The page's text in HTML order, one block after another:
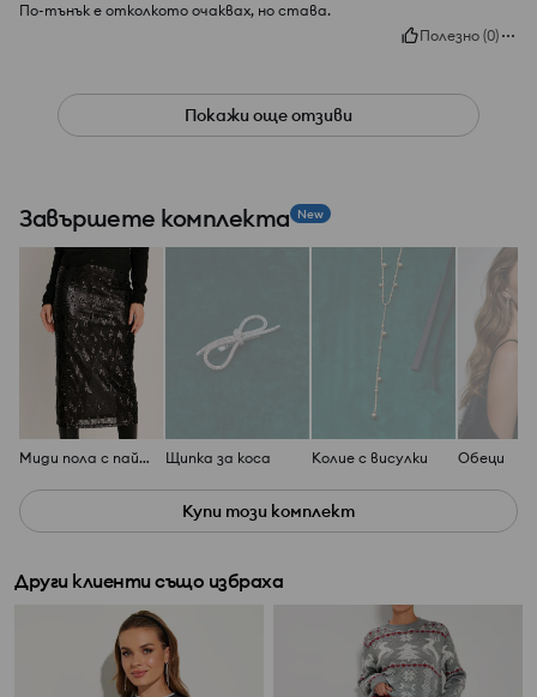
По-тънък е отколкото очаквах, но става.
Полезно (0)
Покажи още отзиви
Завършете комплекта New
Миди пола с пайети Щипка за коса Колие с висулки Обеци
Купи този комплект
Други клиенти също избраха